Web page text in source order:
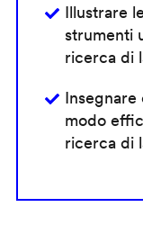
Illustrare
strumenti
ricerca di
Insegnare
modo
ricerca di